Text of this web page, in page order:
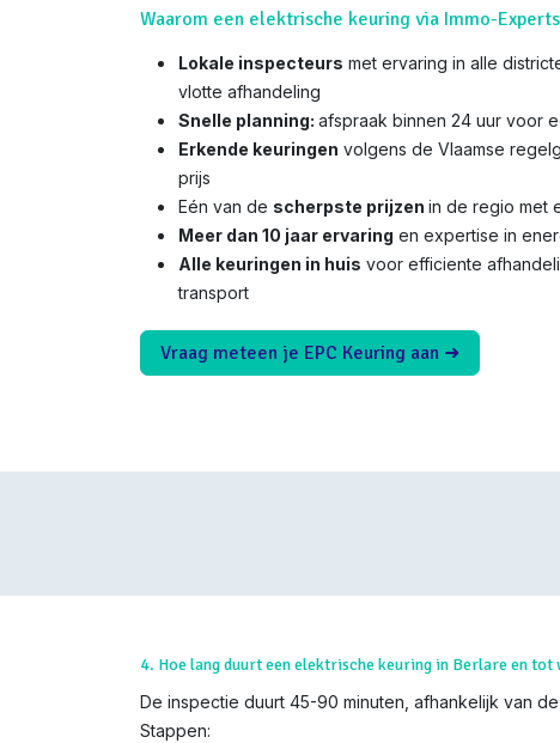
Waarom een elektrische keuring via Immo-
Lokale inspecteurs met ervaring in alle
vlotte afhandeling
Snelle planning: afspraak binnen 24 uur voor
Erkende keuringen volgens de Vlaamse
prijs
Eén van de scherpste prijzen in de regio met
Meer dan 10 jaar ervaring en expertise in
Alle keuringen in huis voor efficiente
transport
Vraag meteen je EPC Keuring aan ➜
4. Hoe lang duurt een elektrische keuring in Berlare en tot
De inspectie duurt 45-90 minuten, afhankelijk van
Stappen: